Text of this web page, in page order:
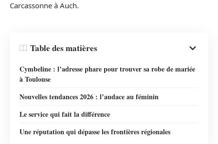
Carcassonne à Auch.
Table des matières
Cymbeline : l’adresse phare pour trouver sa robe de mariée
à Toulouse
Nouvelles tendances 2026 : l’audace au féminin
Le service qui fait la différence
Une réputation qui dépasse les frontières régionales